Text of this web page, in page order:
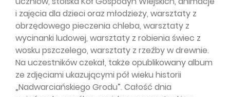
i zajęcia dla dzieci oraz młodzieży, warsztaty z
obrzędowego pieczenia chleba, warsztaty z
wycinanki ludowej, warsztaty z robienia świec z
wosku pszczelego, warsztaty z rzeźby w drewnie.
Na uczestników czekał, także opublikowany album
ze zdjęciami ukazującymi pół wieku historii
„Nadwarciańskiego Grodu”. Całość dnia